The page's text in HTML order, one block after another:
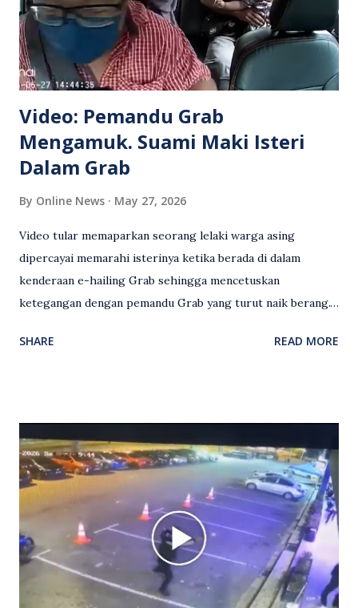
Video: Pemandu Grab
Mengamuk. Suami Maki Isteri
Dalam Grab
By Online News May 27, 2026
Video tular memaparkan seorang lelaki warga asing
dipercayai memarahi isterinya ketika berada di dalam
kenderaan e-hailing Grab sehingga mencetuskan
ketegangan dengan pemandu Grab yang turut naik berang.
antara seorang lelaki warga asing dengan pemandu Grab
Grab bertindak mempertahankan wanita terbabit sebelum
berlaku pertikaman lidah antara kedua-dua pihak. Video
berkenaan kini tular di media sosial dan mendapat pelbagai
reaksi orang ramai. Antara komen orang awam yang tular di
media sosial mengenai insiden tersebut ialah ramai yang
meluahkan rasa marah terhadap tindakan lelaki berkenaan
serta memuji pemandu Grab kerana campur tangan.
Sebahagian netizen turut meminta pihak berkuasa
SHARE READ MORE